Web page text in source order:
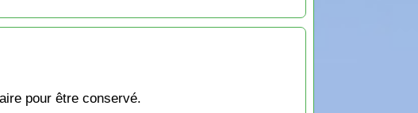
pour être conservé.